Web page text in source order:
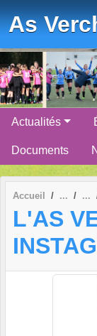
As
Actualités
Documents
Accueil
L'AS